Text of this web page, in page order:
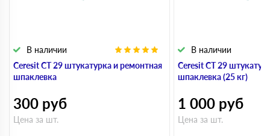
Ceresit CT 29 штукатурка и ремонтная
шпаклевка
В наличии
300 руб
Цена за шт.
Ceresit CT 29
шпаклевка (25 кг)
В наличии
1 000 руб
Цена за шт.